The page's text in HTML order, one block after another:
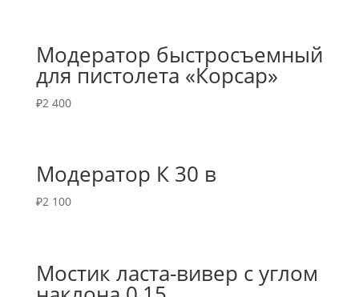
Модератор быстросъемный
для пистолета «Корсар»
₽2 400
Модератор К 30 в
₽2 100
Мостик ласта-вивер с углом